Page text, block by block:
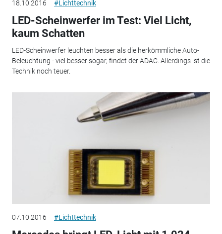
18.10.2016 #Lichttechnik
LED-Scheinwerfer im Test: Viel Licht,
kaum Schatten
LED-Scheinwerfer leuchten besser als die herkömmliche Auto-
Beleuchtung - viel besser sogar, findet der ADAC. Allerdings ist die
Technik noch teuer.
07.10.2016 #Lichttechnik